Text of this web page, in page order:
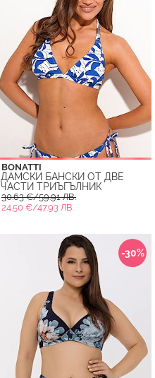
BONATTI
ДАМСКИ БАНСКИ ОТ ДВЕ
ЧАСТИ ТРИЪГЪЛНИК
30.63 €/59.91 ЛВ.
24.50 €/47.93 ЛВ.
-30%